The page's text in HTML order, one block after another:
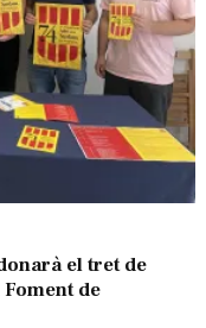
el tret de
de